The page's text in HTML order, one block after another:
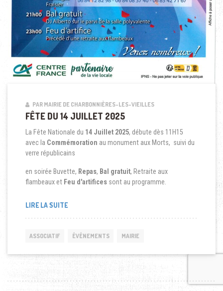
PAR MAIRIE DE CHARBONNIÈRES-LES-VIEILLES
FÊTE DU 14 JUILLET 2025
La Fête Nationale du 14 Juillet 2025, débute dès 11H15
avec la Commémoration au monument aux Morts, suivi du
verre républicains
en soirée Buvette, Repas, Bal gratuit, Retraite aux
flambeaux et Feu d'artificessont au programme.
LIRE LA SUITE
ASSOCIATIF ÉVÉNEMENTS MAIRIE